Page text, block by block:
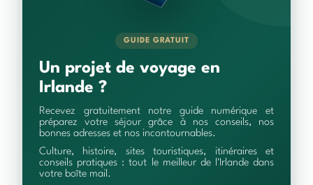
GUIDE GRATUIT
Un projet de voyage en
Irlande ?
Recevez gratuitement notre guide numérique et
préparez votre séjour grâce à nos conseils, nos
bonnes adresses et nos incontournables.
Culture, histoire, sites touristiques, itinéraires et
conseils pratiques : tout le meilleur de l'Irlande dans
votre boîte mail.